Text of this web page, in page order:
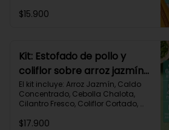
160g/p), Queso Crema, Receta
Grasas 14g | Proteínas 41g
$15.900
Kit: Estofado de pollo y
coliflor sobre arroz jazmín-
106
El kit incluye: Arroz Jazmín, Caldo
Concentrado, Cebolla Chalota,
Cilantro Fresco, Coliflor Cortado,
Pollo (foto 160g/p), Pimentón Verde,
$17.900